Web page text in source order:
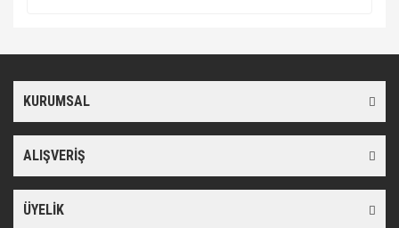
KURUMSAL
ALIŞVERİŞ
ÜYELİK